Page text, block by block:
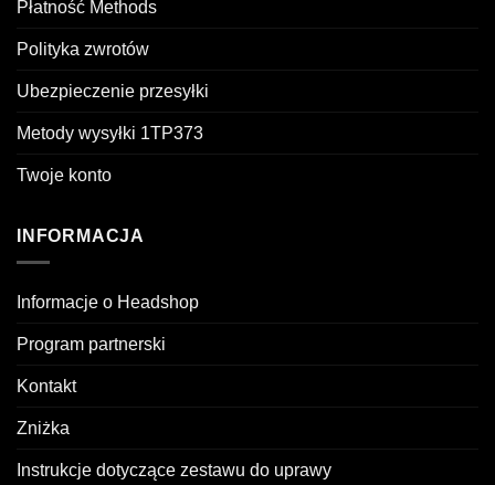
Płatność Methods
Polityka zwrotów
Ubezpieczenie przesyłki
Metody wysyłki 1TP373
Twoje konto
INFORMACJA
Informacje o Headshop
Program partnerski
Kontakt
Zniżka
Instrukcje dotyczące zestawu do uprawy